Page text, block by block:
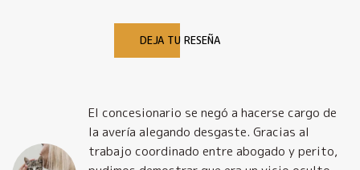
DEJA TU RESEÑA
El concesionario se negó a hacerse cargo de
la avería alegando desgaste. Gracias al
trabajo coordinado entre abogado y perito,